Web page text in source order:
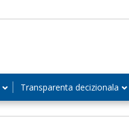
Transparenta decizionala